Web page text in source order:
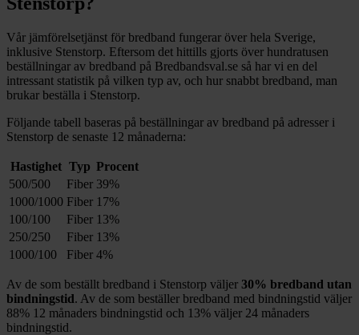
Vår jämförelsetjänst för bredband fungerar över hela Sverige,
inklusive Stenstorp. Eftersom det hittills gjorts över hundratusen
beställningar av bredband på Bredbandsval.se så har vi en del
intressant statistik på vilken typ av, och hur snabbt bredband, man
brukar beställa i Stenstorp.
Följande tabell baseras på beställningar av bredband på adresser i
Stenstorp de senaste 12 månaderna:
Hastighet Typ Procent
500/500
Fiber 39%
1000/1000 Fiber 17%
100/100
Fiber 13%
250/250
Fiber 13%
1000/100
Fiber 4%
Av de som beställt bredband i Stenstorp väljer 30% bredband utan
bindningstid. Av de som beställer bredband med bindningstid väljer
88% 12 månaders bindningstid och 13% väljer 24 månaders
bindningstid.